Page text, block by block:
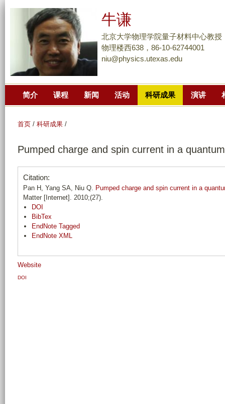
到
主
分
牛谦
北京大学物理学院量子材料中心教授
物理楼西638，86-10-62744001
niu@physics.utexas.edu
简介 课程 新闻 活动 科研成果 演讲
首页 / 科研成果 /
Pumped charge and spin current in a
Citation:
Pan H, Yang SA, Niu Q. Pumped charge and spin current in a
Matter [Internet]. 2010;(27).
DOI
BibTex
EndNote Tagged
EndNote XML
Website
DOI